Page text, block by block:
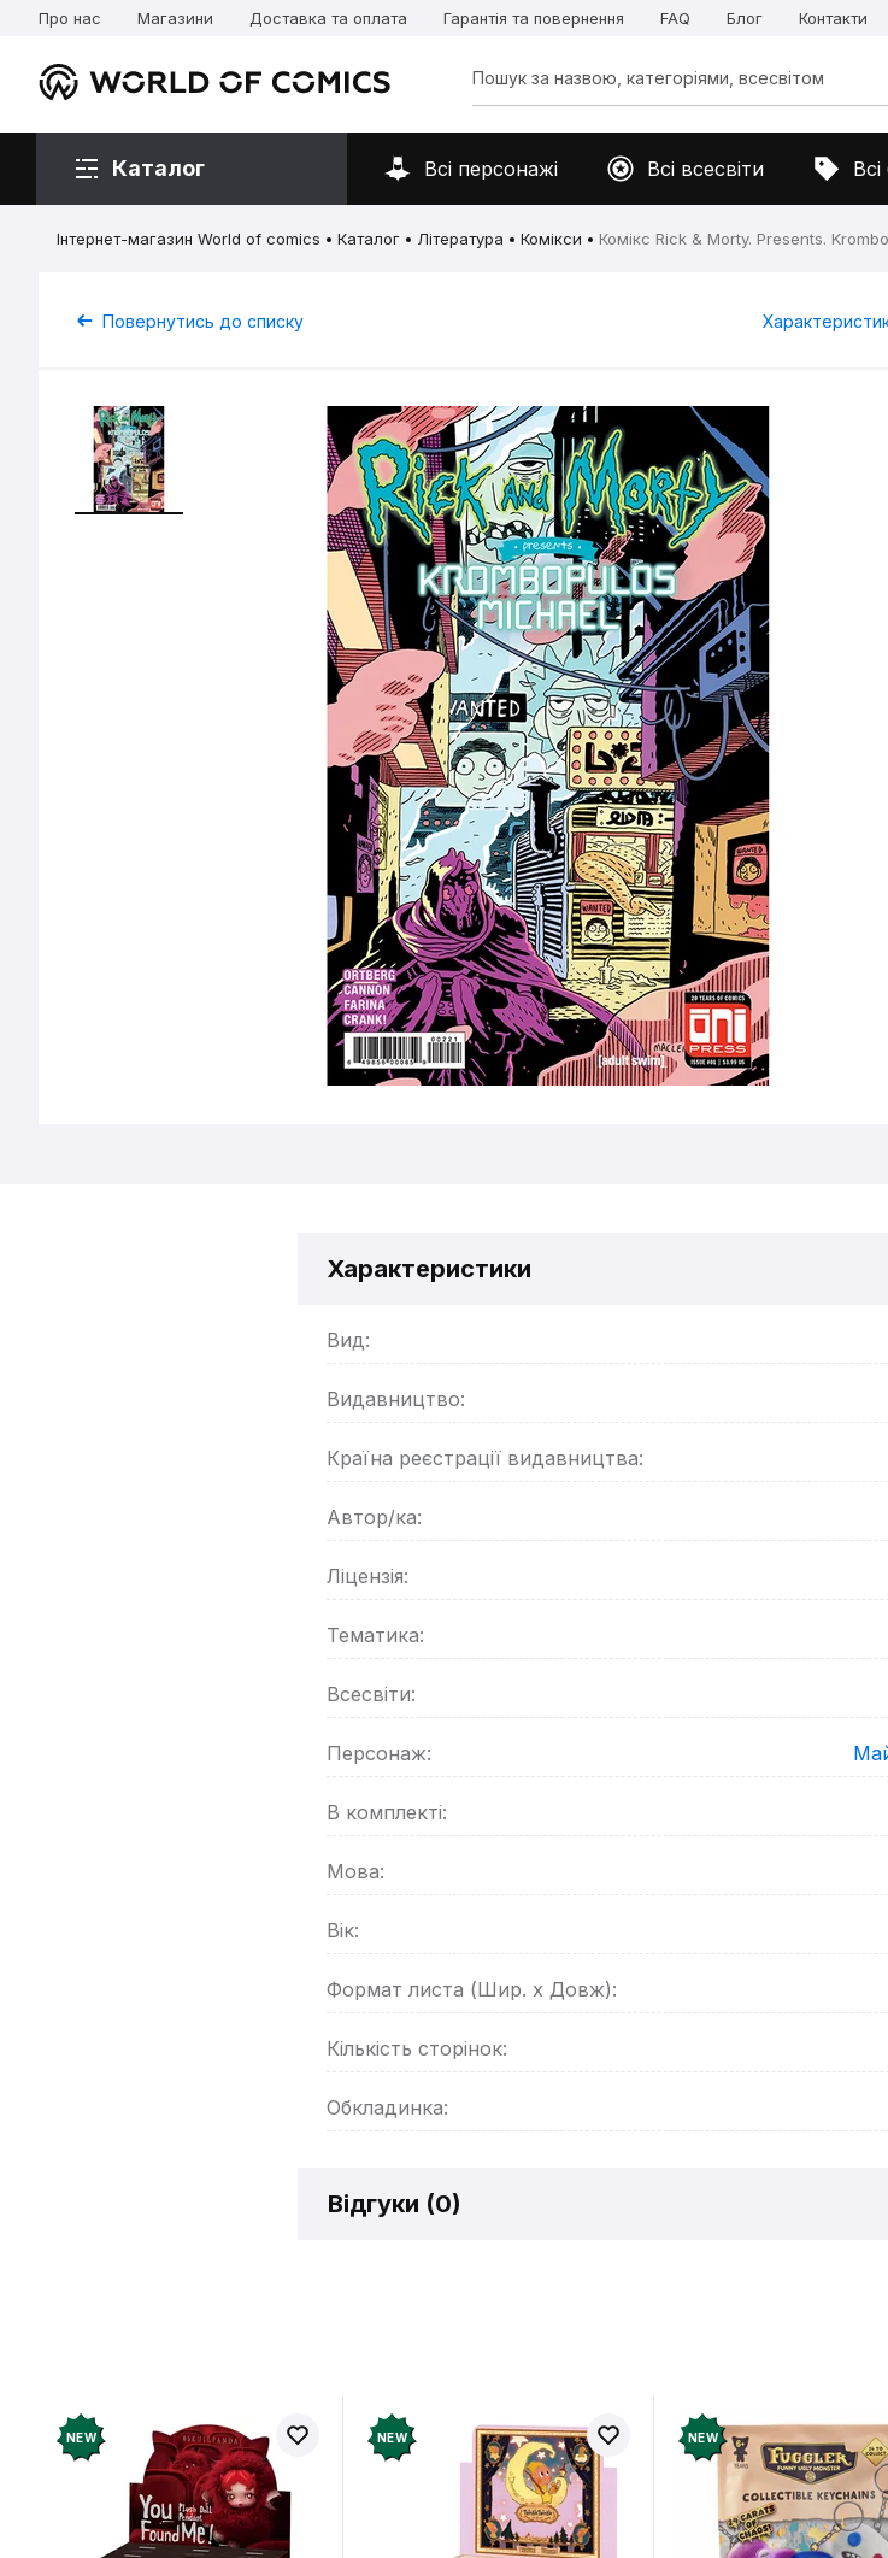
Про нас Магазини Доставка та оплата Гарантія та повернення FAQ Блог Контакти
Каталог Всі персонажі Всі всесвіти
Інтернет-магазин World of comics Каталог Література Комікси Комікс Rick & Morty. Presents.
Повернутись до списку
Характеристики
Вид:
Видавництво:
Країна реєстрації видавництва:
Автор/ка:
Ліцензія:
Тематика:
Всесвіти:
Персонаж:
В комплекті:
Мова:
Вік:
Формат листа (Шир. х Довж):
Кількість сторінок:
Обкладинка:
Відгуки (0)
NEW NEW NEW